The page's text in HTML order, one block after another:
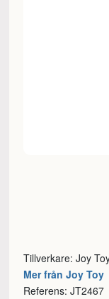
Tillverkare: Joy
Mer från Joy Toy
Referens: JT2467